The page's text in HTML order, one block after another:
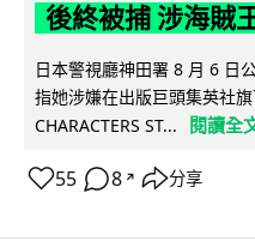
後終被捕 涉海賊
日本警視廳神田署 8 月 6 日
指她涉嫌在出版巨頭集英社
CHARACTERS ST...
閱讀全
55 8 ↗ 分享